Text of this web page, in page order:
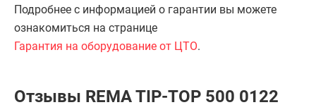
Подробнее с информацией о гарантии вы можете
ознакомиться на странице
Гарантия на оборудование от ЦТО.
Отзывы REMA TIP-TOP 500 0122